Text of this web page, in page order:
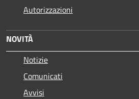
Autorizzazioni
NOVITÀ
Notizie
Comunicati
Avvisi